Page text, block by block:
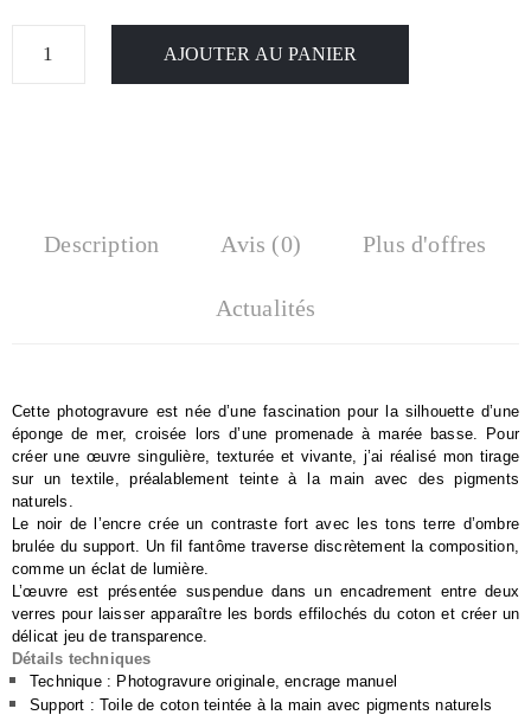
AJOUTER AU PANIER
Description Avis (0) Plus d'offres
Actualités
Cette photogravure est née d’une fascination pour la silhouette d’une
éponge de mer, croisée lors d’une promenade à marée basse. Pour
créer une œuvre singulière, texturée et vivante, j’ai réalisé mon tirage
sur un textile, préalablement teinte à la main avec des pigments
naturels.
Le noir de l’encre crée un contraste fort avec les tons terre d’ombre
brulée du support. Un fil fantôme traverse discrètement la composition,
comme un éclat de lumière.
L’œuvre est présentée suspendue dans un encadrement entre deux
verres pour laisser apparaître les bords effilochés du coton et créer un
délicat jeu de transparence.
Détails techniques
Technique : Photogravure originale, encrage manuel
Support : Toile de coton teintée à la main avec pigments naturels